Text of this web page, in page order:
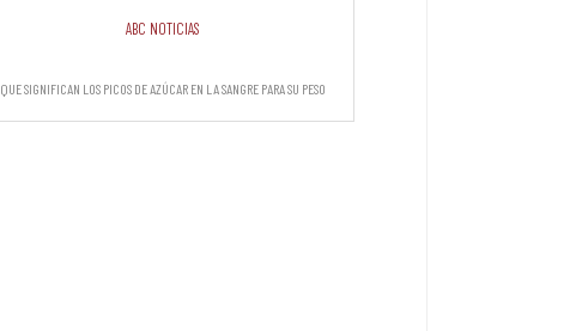
ABC Noticias
Que significan los picos de azúcar en la sangre para su peso